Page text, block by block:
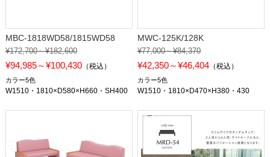
MBC-1818WD58/1815WD58
¥172,700～¥182,600
¥94,985～¥100,430（税込）
カラー5色
W1510・1810×D580×H660・SH400
MWC-125K/128K
¥77,000～¥84,370
¥42,350～¥46,404 （税込）
カラー5色
W1510・1810×D470×H380・430